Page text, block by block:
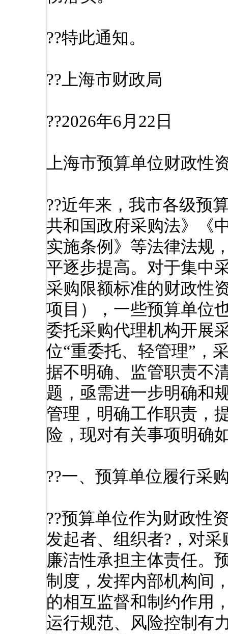
??特此通知。
??上海市财政局
??2026年6月22日
上海市预算单位财政性
??近年来，我市各级预
共和国政府采购法》《
实施条例》等法律法规
平逐步提高。对于集中
采购限额标准的财政性
项目），一些预算单位
委托采购代理机构开展
位“重委托、轻管理”，
据不明确、监管职责不
题，亟需进一步明确和
管理，明确工作职责，
险，现对有关事项明确
??一、预算单位履行采
??预算单位作为财政性
发起者、组织者?，对
廉洁性承担主体责任。
制度，发挥内部机构间
的相互监督和制约作用
运行规范、风险控制有